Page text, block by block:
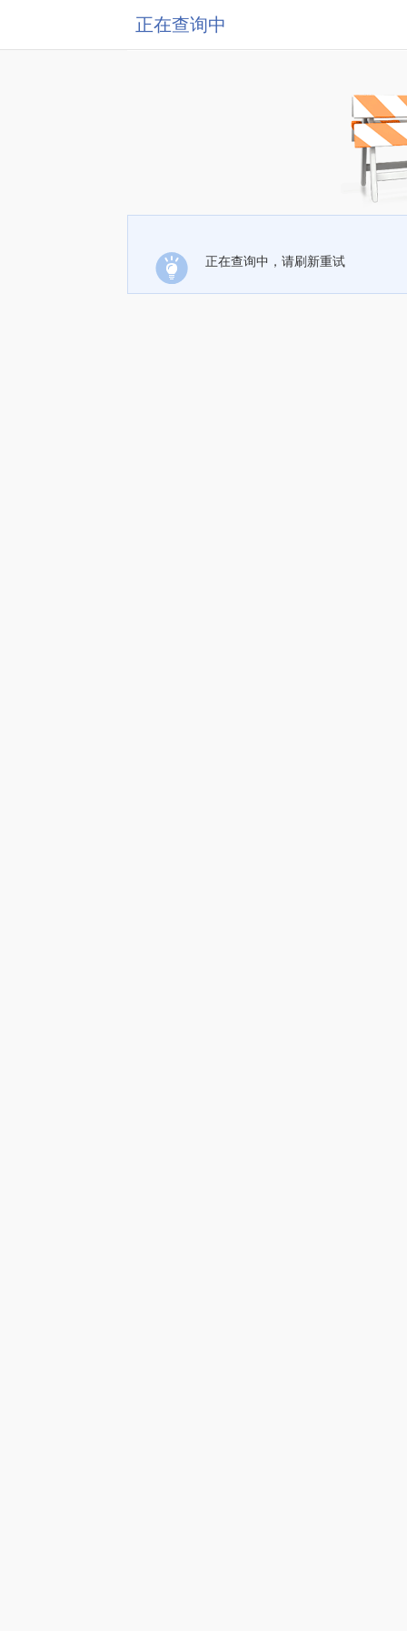
正在查询中
正在查询中，请刷新重试